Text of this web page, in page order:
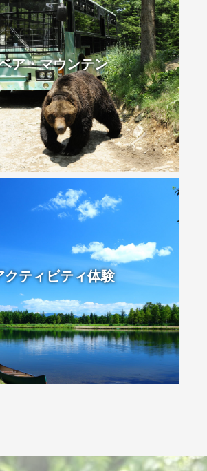
ア・マウンテン
クティビティ体験